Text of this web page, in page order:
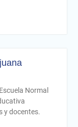
Normal
y docentes.